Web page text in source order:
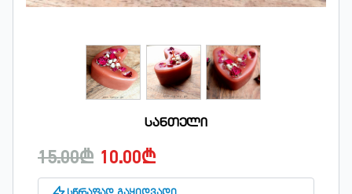
სანთელი
15.00₾ 10.00₾